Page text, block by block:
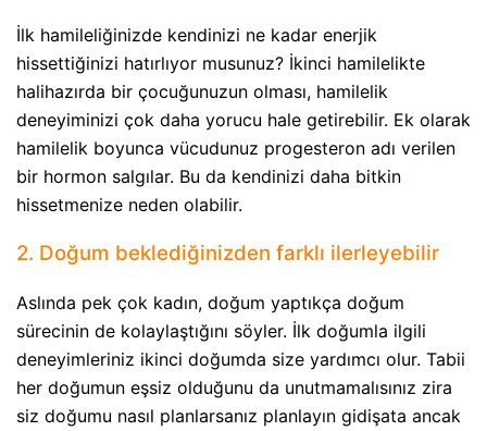
İlk hamileliğinizde kendinizi ne kadar enerjik
hissettiğinizi hatırlıyor musunuz? İkinci hamilelikte
halihazırda bir çocuğunuzun olması, hamilelik
deneyiminizi çok daha yorucu hale getirebilir. Ek olarak
hamilelik boyunca vücudunuz progesteron adı verilen
bir hormon salgılar. Bu da kendinizi daha bitkin
hissetmenize neden olabilir.
2. Doğum beklediğinizden farklı ilerleyebilir
Aslında pek çok kadın, doğum yaptıkça doğum
sürecinin de kolaylaştığını söyler. İlk doğumla ilgili
deneyimleriniz ikinci doğumda size yardımcı olur. Tabii
her doğumun eşsiz olduğunu da unutmamalısınız zira
siz doğumu nasıl planlarsanız planlayın gidişata ancak